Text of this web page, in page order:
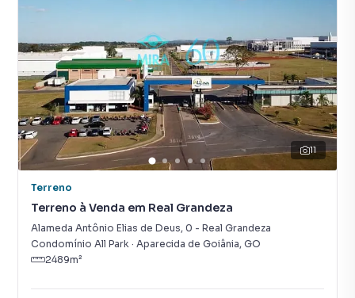
11
Terreno
Terreno à Venda em Real Grandeza
Alameda Antônio Elias de Deus, 0 - Real Grandeza
Condomínio All Park · Aparecida de Goiânia, GO
2489m²